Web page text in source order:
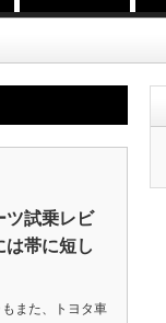
ツ試乗レビ
帯に短し
また、トヨタ車